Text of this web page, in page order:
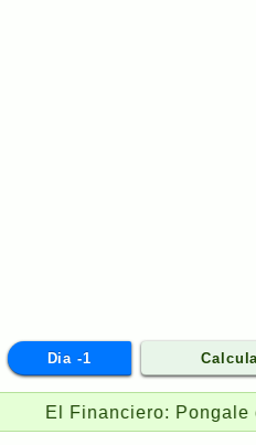
Dia -1
El Financiero:Pongale de